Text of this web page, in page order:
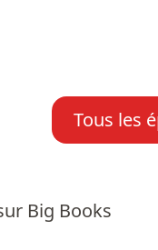
Tous les
Big Books